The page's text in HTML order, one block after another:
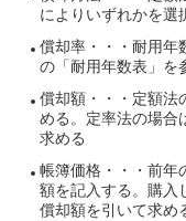
によりいずれかを選
償却率・・・耐用年
の「耐用年数表」を
償却額・・・定額法
める。定率法の場合
求める
帳簿価格・・・前年
額を記入する。購入
償却額を引いて求め